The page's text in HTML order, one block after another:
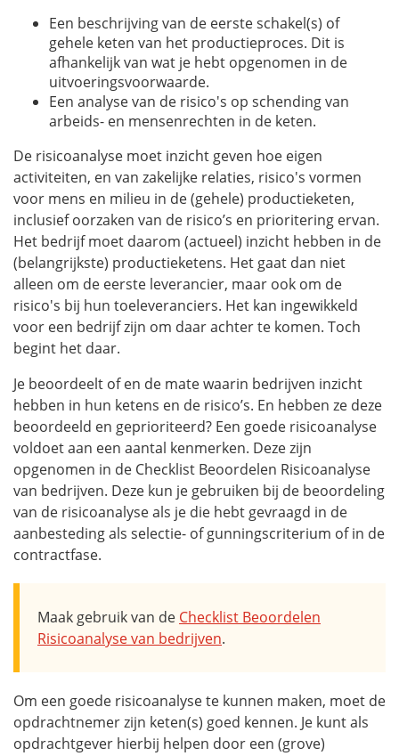
Een beschrijving van de eerste schakel(s) of
gehele keten van het productieproces. Dit is
afhankelijk van wat je hebt opgenomen in de
uitvoeringsvoorwaarde.
Een analyse van de risico's op schending van
arbeids- en mensenrechten in de keten.
De risicoanalyse moet inzicht geven hoe eigen
activiteiten, en van zakelijke relaties, risico's vormen
voor mens en milieu in de (gehele) productieketen,
inclusief oorzaken van de risico’s en prioritering ervan.
Het bedrijf moet daarom (actueel) inzicht hebben in de
(belangrijkste) productieketens. Het gaat dan niet
alleen om de eerste leverancier, maar ook om de
risico's bij hun toeleveranciers. Het kan ingewikkeld
voor een bedrijf zijn om daar achter te komen. Toch
begint het daar.
Je beoordeelt of en de mate waarin bedrijven inzicht
hebben in hun ketens en de risico’s. En hebben ze deze
beoordeeld en geprioriteerd? Een goede risicoanalyse
voldoet aan een aantal kenmerken. Deze zijn
opgenomen in de Checklist Beoordelen Risicoanalyse
van bedrijven. Deze kun je gebruiken bij de beoordeling
van de risicoanalyse als je die hebt gevraagd in de
aanbesteding als selectie- of gunningscriterium of in de
contractfase.
Maak gebruik van de Checklist Beoordelen
Risicoanalyse van bedrijven.
Om een goede risicoanalyse te kunnen maken, moet de
opdrachtnemer zijn keten(s) goed kennen. Je kunt als
opdrachtgever hierbij helpen door een (grove)